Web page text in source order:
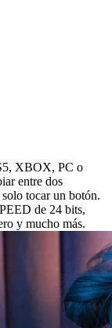
XBOX, PC o
entre dos
tocar un botón.
de 24 bits,
y mucho más.